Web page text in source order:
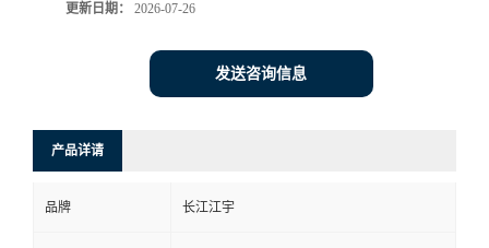
更新日期： 2026-07-26
发送咨询信息
产品详请
品牌 长江江宇